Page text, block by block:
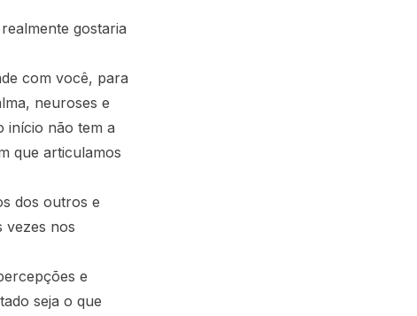
gostaria
com você, para
neuroses e
início não tem a
que articulamos
dos outros e
vezes nos
e
seja o que